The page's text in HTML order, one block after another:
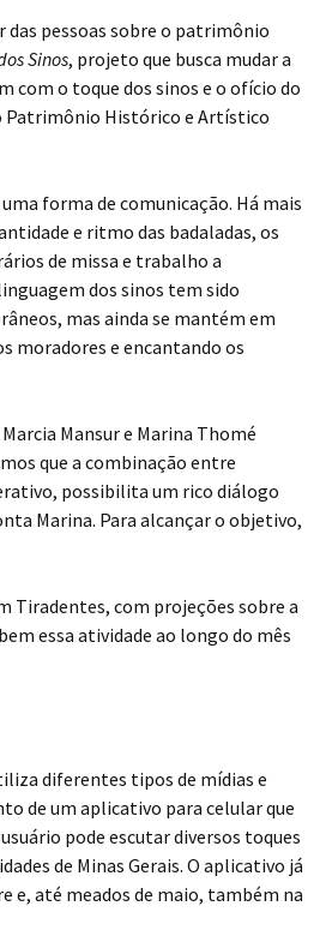
pessoas sobre o patrimônio
Sinos, projeto que busca mudar a
com o toque dos sinos e o ofício do
Histórico e Artístico
forma de comunicação. Há mais
e ritmo das badaladas, os
de missa e trabalho a
dos sinos tem sido
mas ainda se mantém em
moradores e encantando os
Mansur e Marina Thomé
que a combinação entre
possibilita um rico diálogo
Marina. Para alcançar o objetivo,
Tiradentes, com projeções sobre a
essa atividade ao longo do mês
diferentes tipos de mídias e
de um aplicativo para celular que
pode escutar diversos toques
de Minas Gerais. O aplicativo já
e, até meados de maio, também na